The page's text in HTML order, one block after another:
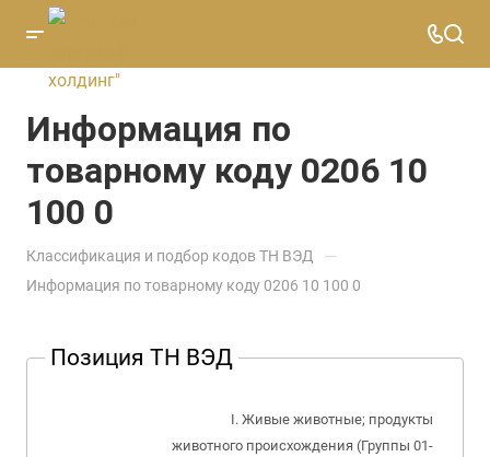
Информация по
товарному коду 0206 10
100 0
Классификация и подбор кодов ТН ВЭД —
Информация по товарному коду 0206 10 100 0
Позиция ТН ВЭД
I. Живые животные; продукты
животного происхождения (Группы 01-